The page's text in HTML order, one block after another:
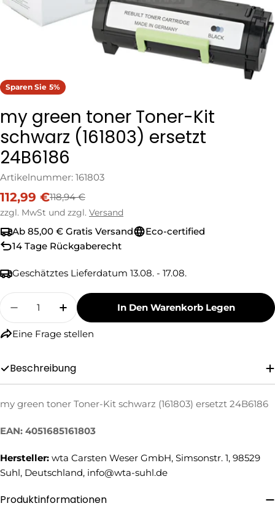
Sparen Sie 5%
my green toner Toner-Kit
schwarz (161803) ersetzt
24B6186
Artikelnummer: 161803
Verkaufspreis
112,99 €
Regulärer
Preis
118,94 €
zzgl. MwSt und zzgl. Versand
Ab 85,00 € Gratis Versand
Eco-certified
14 Tage Rückgaberecht
Geschätztes Lieferdatum 13.08. - 17.08.
Menge
Menge Für My Green Toner Toner-Kit
Menge Für My Green Toner Toner-
In Den Warenkorb Legen
Eine Frage stellen
Eine Frage stellen
Name
Ihre
E-
Telefonnummer
Beschreibung
my green toner Toner-Kit schwarz (161803) ersetzt 24B6186
EAN: 4051685161803
Hersteller: wta Carsten Weser GmbH, Simsonstr. 1, 98529
Suhl, Deutschland, info@wta-suhl.de
Produktinformationen